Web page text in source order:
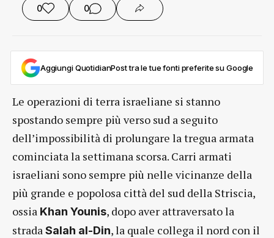
0 0
Aggiungi QuotidianPost tra le tue fonti preferite su Google
Le operazioni di terra israeliane si stanno
spostando sempre più verso sud a seguito
dell’impossibilità di prolungare la tregua armata
cominciata la settimana scorsa. Carri armati
israeliani sono sempre più nelle vicinanze della
più grande e popolosa città del sud della Striscia,
ossia Khan Younis, dopo aver attraversato la
strada Salah al-Din, la quale collega il nord con il